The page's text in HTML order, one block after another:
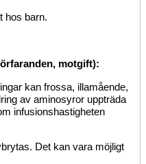
hos barn.
motgift):
kan frossa, illamående,
av aminosyror uppträda
infusionshastigheten
Det kan vara möjligt